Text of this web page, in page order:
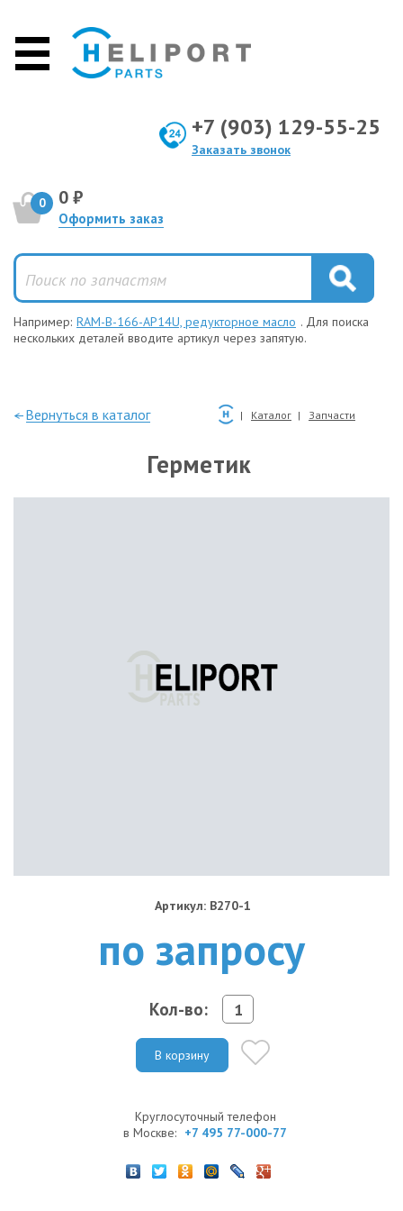
+7 (903) 129-55-25
Заказать звонок
0 0 ₽
Оформить заказ
Например: RAM-B-166-AP14U, редукторное масло . Для поиска
нескольких деталей вводите артикул через запятую.
—Вернуться в каталог Каталог Запчасти
Герметик
Артикул: B270-1
по запросу
Кол-во:
В корзину
Круглосуточный телефон
в Москве: +7 495 77-000-77